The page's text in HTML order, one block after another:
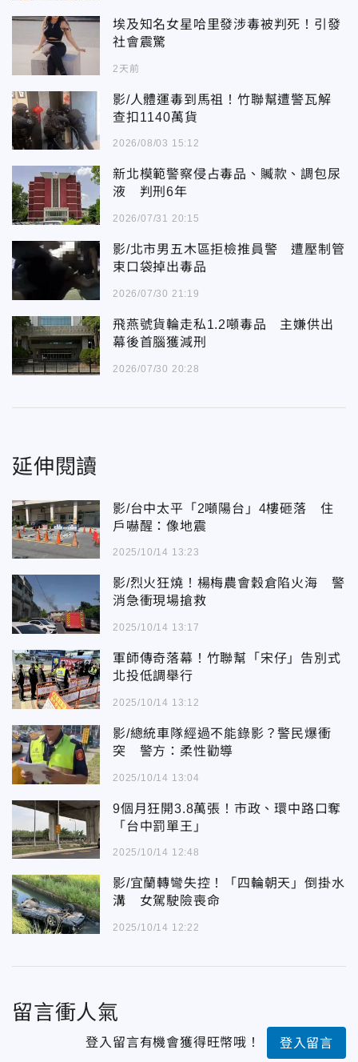
埃及知名女星哈里發涉毒被判死！引發
社會震驚
2天前
影/人體運毒到馬祖！竹聯幫遭警瓦解
查扣1140萬貨
2026/08/03 15:12
新北模範警察侵占毒品、贓款、調包尿
液 判刑6年
2026/07/31 20:15
影/北市男五木區拒檢推員警 遭壓制管
束口袋掉出毒品
2026/07/30 21:19
飛燕號貨輪走私1.2噸毒品 主嫌供出
幕後首腦獲減刑
2026/07/30 20:28
延伸閱讀
影/台中太平「2噸陽台」4樓砸落 住
戶嚇醒：像地震
2025/10/14 13:23
影/烈火狂燒！楊梅農會穀倉陷火海 警
消急衝現場搶救
2025/10/14 13:17
軍師傳奇落幕！竹聯幫「宋仔」告別式
北投低調舉行
2025/10/14 13:12
影/總統車隊經過不能錄影？警民爆衝
突 警方：柔性勸導
2025/10/14 13:04
9個月狂開3.8萬張！市政、環中路口奪
「台中罰單王」
2025/10/14 12:48
影/宜蘭轉彎失控！「四輪朝天」倒掛水
溝 女駕駛險喪命
2025/10/14 12:22
留言衝人氣
登入留言有機會獲得旺幣哦！ 登入留言